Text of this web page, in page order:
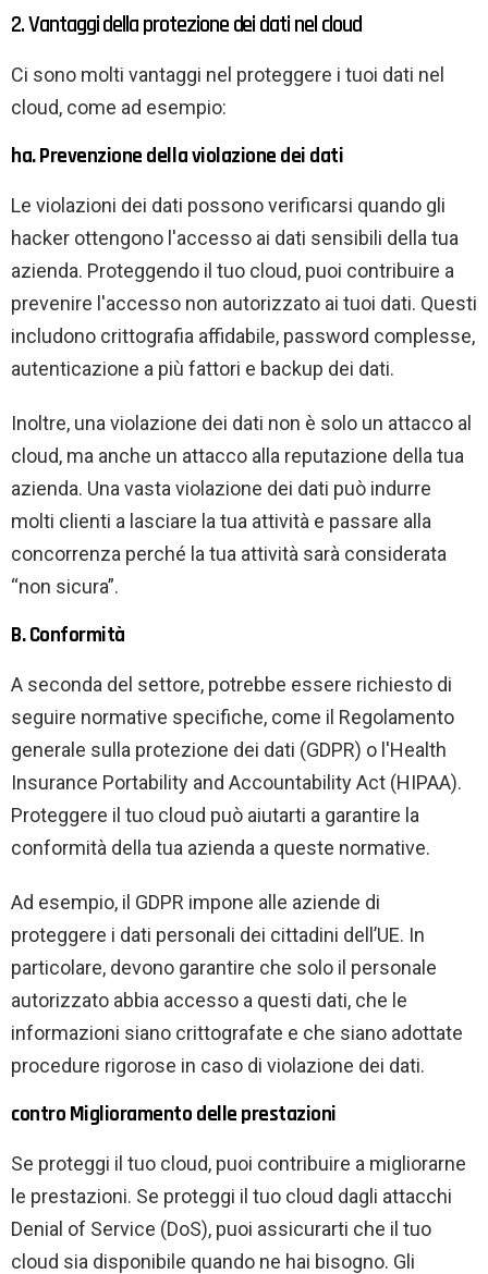
2. Vantaggi della protezione dei dati nel cloud
Ci sono molti vantaggi nel proteggere i tuoi dati nel
cloud, come ad esempio:
ha. Prevenzione della violazione dei dati
Le violazioni dei dati possono verificarsi quando gli
hacker ottengono l'accesso ai dati sensibili della tua
azienda. Proteggendo il tuo cloud, puoi contribuire a
prevenire l'accesso non autorizzato ai tuoi dati. Questi
includono crittografia affidabile, password complesse,
autenticazione a più fattori e backup dei dati.
Inoltre, una violazione dei dati non è solo un attacco al
cloud, ma anche un attacco alla reputazione della tua
azienda. Una vasta violazione dei dati può indurre
molti clienti a lasciare la tua attività e passare alla
concorrenza perché la tua attività sarà considerata
“non sicura”.
B. Conformità
A seconda del settore, potrebbe essere richiesto di
seguire normative specifiche, come il Regolamento
generale sulla protezione dei dati (GDPR) o l'Health
Insurance Portability and Accountability Act (HIPAA).
Proteggere il tuo cloud può aiutarti a garantire la
conformità della tua azienda a queste normative.
Ad esempio, il GDPR impone alle aziende di
proteggere i dati personali dei cittadini dell’UE. In
particolare, devono garantire che solo il personale
autorizzato abbia accesso a questi dati, che le
informazioni siano crittografate e che siano adottate
procedure rigorose in caso di violazione dei dati.
contro Miglioramento delle prestazioni
Se proteggi il tuo cloud, puoi contribuire a migliorarne
le prestazioni. Se proteggi il tuo cloud dagli attacchi
Denial of Service (DoS), puoi assicurarti che il tuo
cloud sia disponibile quando ne hai bisogno. Gli